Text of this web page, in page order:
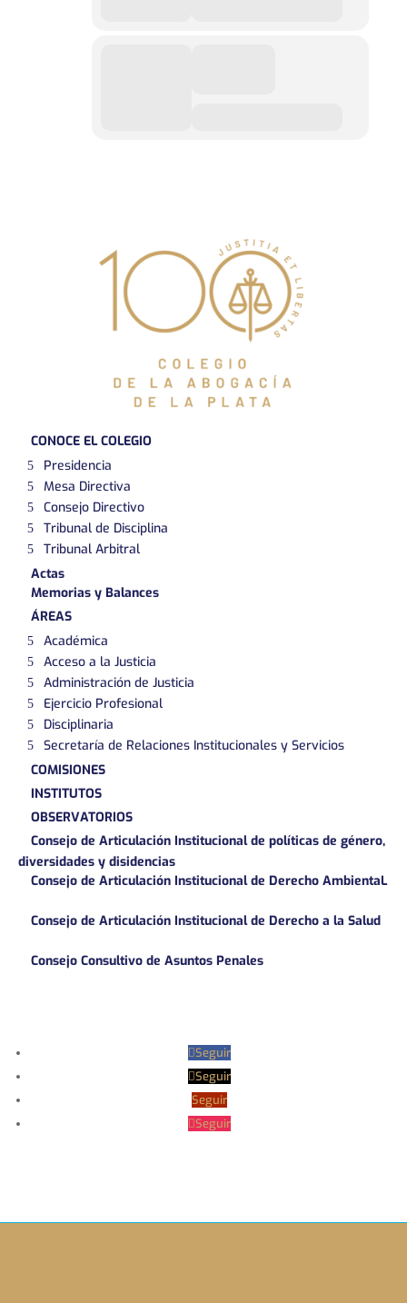
CONOCE EL COLEGIO
Presidencia
Mesa Directiva
Consejo Directivo
Tribunal de Disciplina
Tribunal Arbitral
Actas
Memorias y Balances
ÁREAS
Académica
Acceso a la Justicia
Administración de Justicia
Ejercicio Profesional
Disciplinaria
Secretaría de Relaciones Institucionales y Servicios
COMISIONES
INSTITUTOS
OBSERVATORIOS
Consejo de Articulación Institucional de políticas de género,
diversidades y disidencias
Consejo de Articulación Institucional de Derecho AmbientaL
Consejo de Articulación Institucional de Derecho a la Salud
Consejo Consultivo de Asuntos Penales
Seguir
Seguir
Seguir
Seguir